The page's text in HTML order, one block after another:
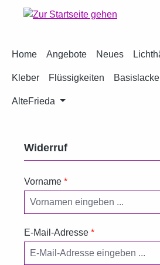
Hauptinhalt springen
Zur Suche springen
Zur Hauptnavigation springen
Home Angebote Neues
Kleber Flüssigkeiten Basislacke
AlteFrieda
Widerruf
Vorname *
E-Mail-Adresse *